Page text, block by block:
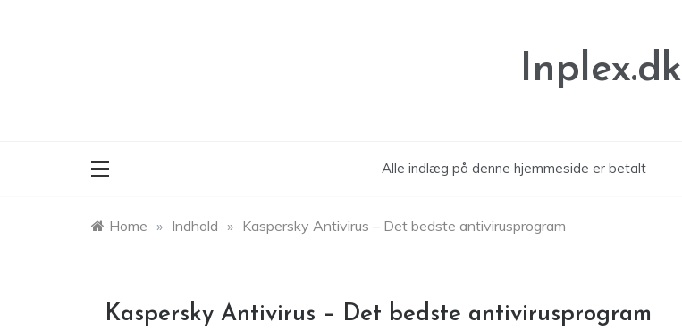
Inplex.dk
Alle indlæg på denne hjemmeside er betalt
Home » Indhold » Kaspersky Antivirus – Det bedste antivirusprogram
Kaspersky Antivirus – Det bedste antivirusprogram